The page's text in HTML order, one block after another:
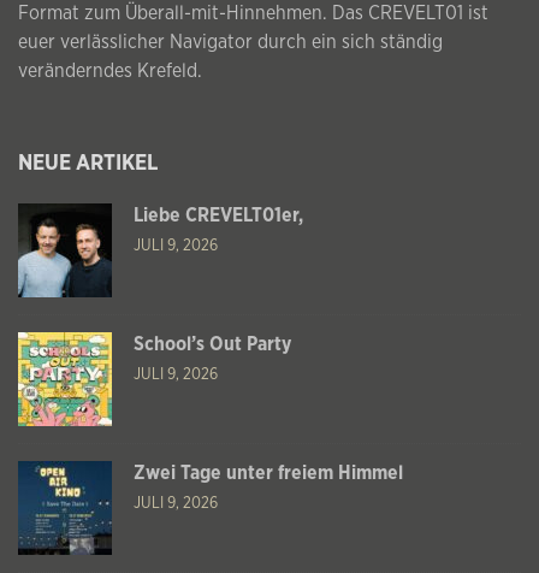
Format zum Überall-mit-Hinnehmen. Das CREVELT01 ist
euer verlässlicher Navigator durch ein sich ständig
veränderndes Krefeld.
NEUE ARTIKEL
Liebe CREVELT01er,
JULI 9, 2026
School’s Out Party
JULI 9, 2026
Zwei Tage unter freiem Himmel
JULI 9, 2026